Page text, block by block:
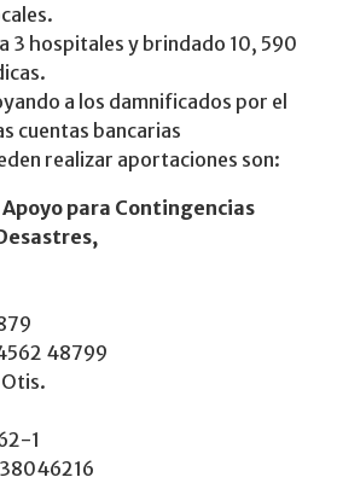
3 hospitales y brindado 10, 590
a los damnificados por el
cuentas bancarias
realizar aportaciones son:
para Contingencias
48799
1